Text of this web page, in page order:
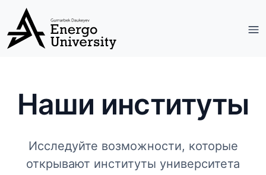
Наши институты
Исследуйте возможности, которые
открывают институты университета